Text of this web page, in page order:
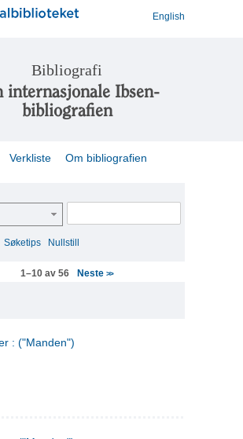
English
Bibliografi
internasjonale Ibsen-
bibliografien
Verkliste Om bibliografien
Søketips Nullstill
1–10 av 56 Neste>>
: ("Manden")